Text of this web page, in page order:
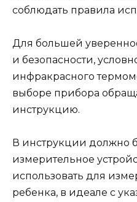
соблюдать правила
Для большей
и безопасности,
инфракрасного
выборе прибора
инструкцию.
В инструкции должно
измерительное
использовать для
ребенка, в идеале с